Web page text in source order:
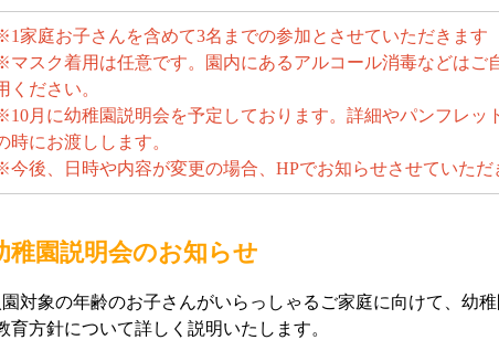
家庭お子さんを含めて3名までの参加とさせていただきます
マスク着用は任意です。園内にあるアルコール消毒などはご
ください。
月に幼稚園説明会を予定しております。詳細やパンフレッ
時にお渡しします。
今後、日時や内容が変更の場合、HPでお知らせさせていただ
稚園説明会のお知らせ
対象の年齢のお子さんがいらっしゃるご家庭に向けて、幼稚
育方針について詳しく説明いたします。